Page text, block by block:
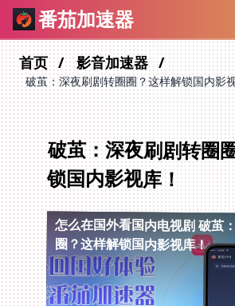
番茄加速器
首页 影音加速器
破茧：深夜刷剧转圈圈？这样解锁国内影
破茧：深夜刷剧转圈
锁国内影视库！
怎么在国外看国内电视剧破茧
圈？这样解锁国内影视库！